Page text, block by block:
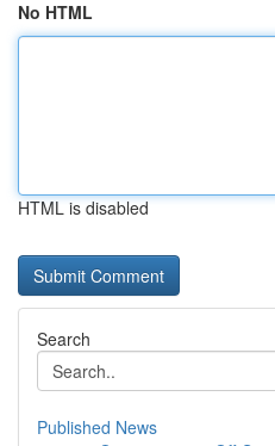
No HTML
HTML is disabled
Search
Published News